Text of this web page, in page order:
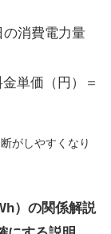
の消費電力量
単価（円）＝
がしやすくなり
）の関係解説